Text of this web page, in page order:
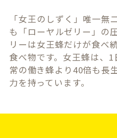
「女王のしずく」唯一無
も「ローヤルゼリー」の
リーは女王蜂だけが食べ
食べ物です。女王蜂は、
常の働き蜂より40倍も長
力を持っています。